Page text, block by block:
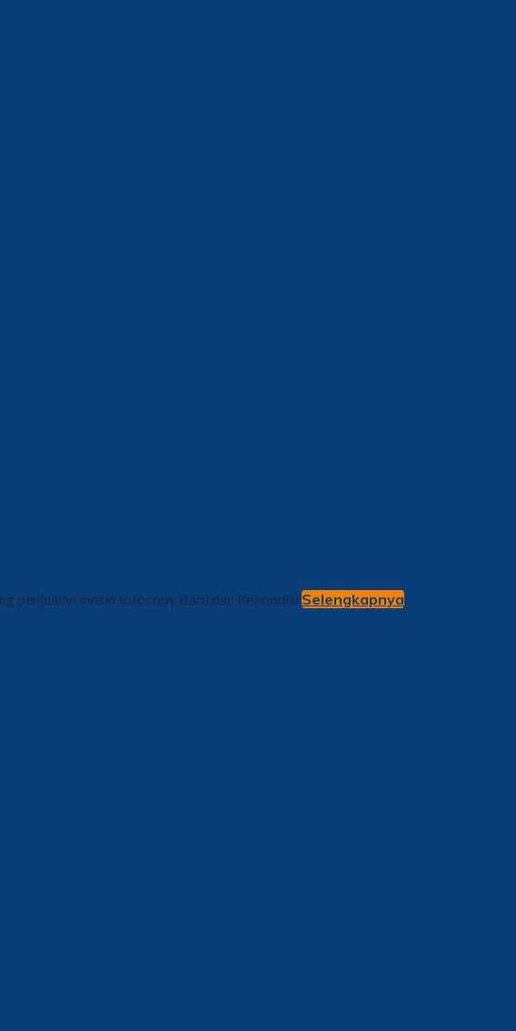
penjualan mesin fotocopy Baru dan Rekondisi Selengkapnya